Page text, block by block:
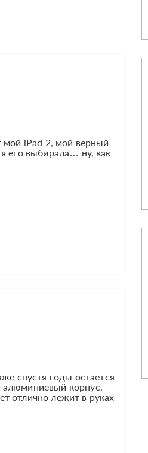
мой iPad 2, мой верный
его выбирала… ну, как
спустя годы остается
корпус,
отлично лежит в руках